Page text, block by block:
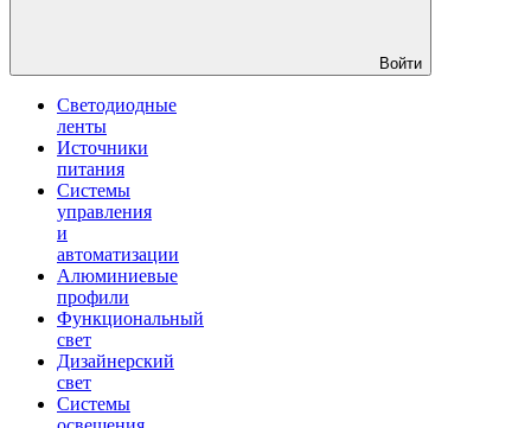
Войти
Светодиодные
ленты
Источники
питания
Системы
управления
и
автоматизации
Алюминиевые
профили
Функциональный
свет
Дизайнерский
свет
Системы